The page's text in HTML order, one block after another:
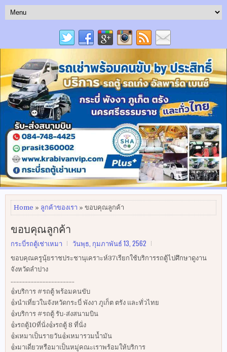
Home » ลูกค้าของเรา » ขอบคุณลูกค้า
ขอบคุณลูกค้า
กระบี่รถตู้เช่าเหมา วันพุธ, กุมภาพันธ์ 13, 2562
ขอบคุณครูนุ้ยราชประชานุเคราะห์37เรียกใช้บริการรถตู้ไปศึกษาดูงาน
จังหวัดลำปาง
..........................................
👍บริการ #รถตู้ พร้อมคนขับ
👍นำเที่ยวในจังหวัดกระบี่ พังงา ภูเก็ต ตรัง และทั่วไทย
👍บริการ #รถตู้ รับ-ส่งสนามบิน
👍รถตู้10ที่นั่ง👍รถตู้ 8 ที่นั่ง
👍เหมาเป็นรายวัน👍เหมารวมน้ำมัน
👍มาเดี่ยวหรือมาเป็นหมู่คณะเราพร้อมให้บริการ